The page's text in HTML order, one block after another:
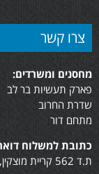
צרו קשר
מחסנים ומשרדים:
פארק תעשיות בר לב
שדרת החרוב
מתחם דור
כתובת למשלוח
ת.ד 562 קריית מוצקין, 2610402